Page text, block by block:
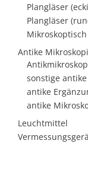
Plangläser
Plangläser
Antike
sonstige
antike
antike
Leuchtmittel